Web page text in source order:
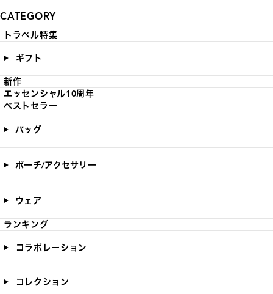
CATEGORY
トラベル特集
ギフト
新作
エッセンシャル10周年
ベストセラー
バッグ
ポーチ/アクセサリー
ウェア
ランキング
コラボレーション
コレクション